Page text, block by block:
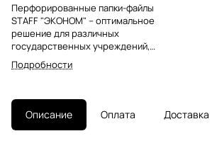
Перфорированные папки-файлы
STAFF "ЭКОНОМ" – оптимальное
решение для различных
государственных учреждений,
офисов коммерческих
предприятий. Предназначены
документов.Перфопапки
формата А4 с вертикальным
размещением содержат
Подробности
Описание Оплата Доставка